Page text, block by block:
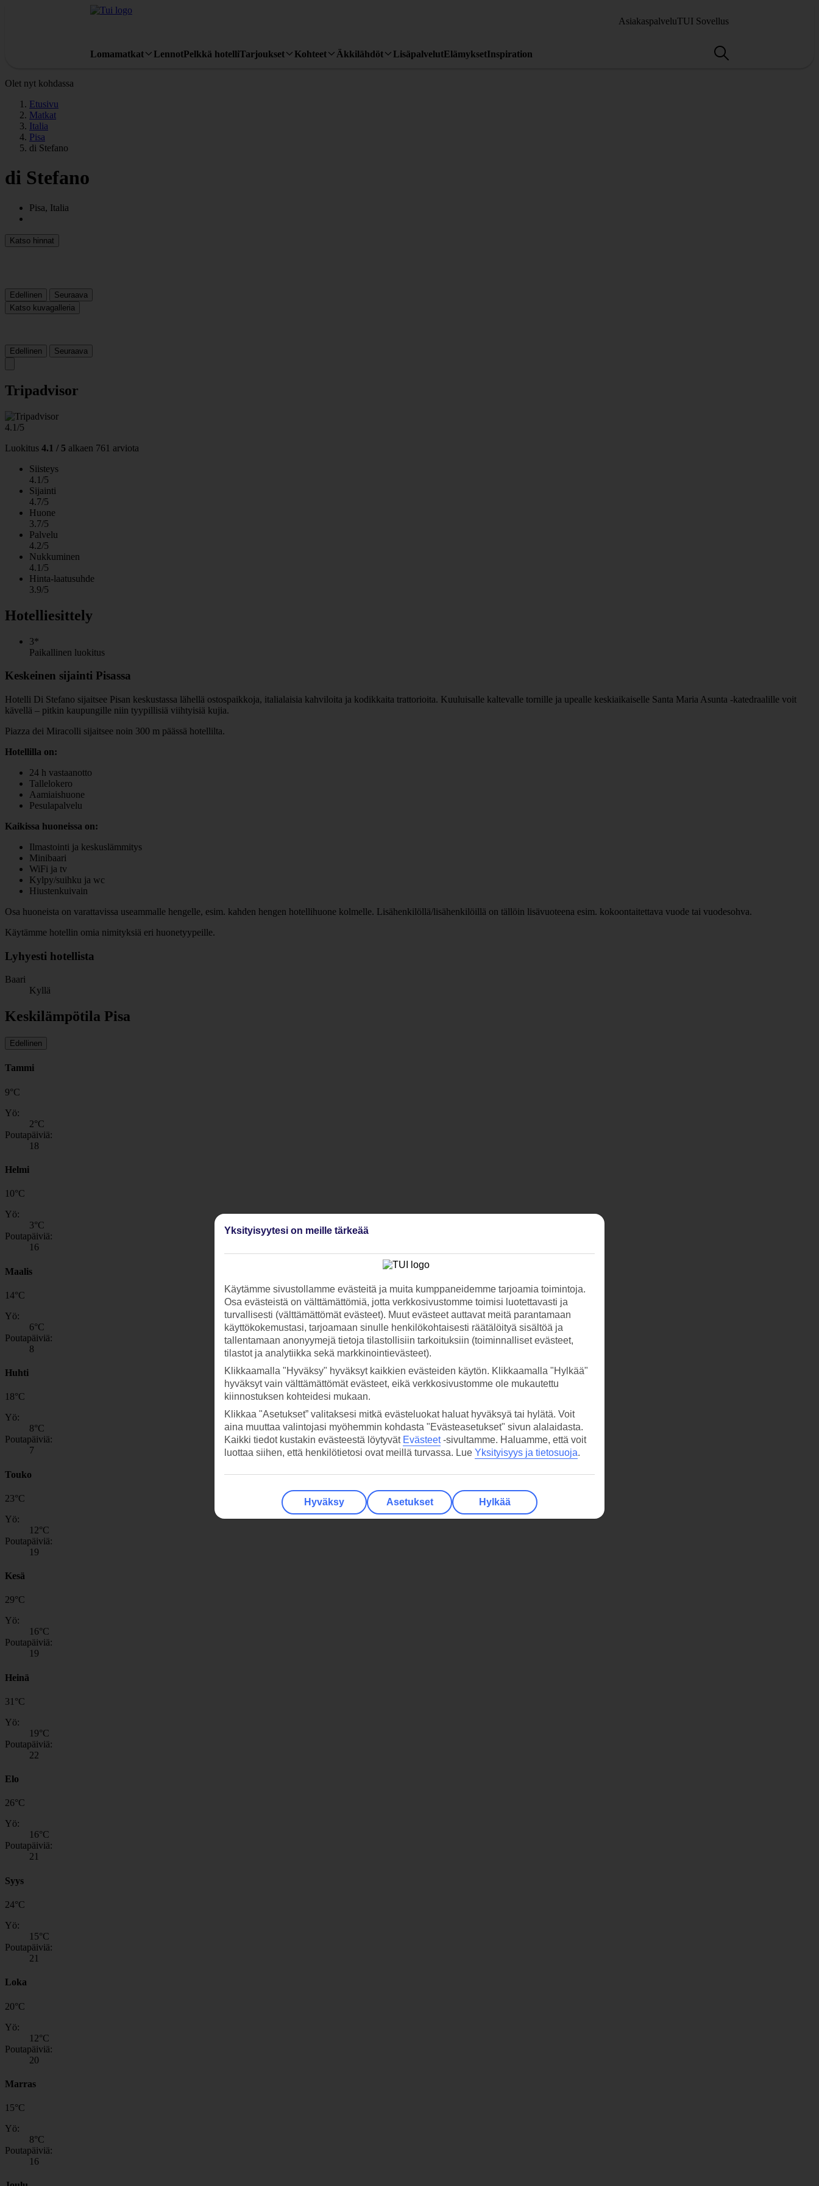
AsiakaspalveluTUI Sovellus
Lomamatkat LennotPelkkä hotelliTarjoukset Kohteet Äkkilähdöt LisäpalvelutElämyksetInspiration
Olet nyt kohdassa
Etusivu
Matkat
Italia
Pisa
di Stefano
di Stefano
Pisa, Italia
Katso hinnat
Edellinen
Seuraava
Katso kuvagalleria
Edellinen Seuraava
Tripadvisor
4.1/5
Luokitus 4.1 / 5 alkaen 761 arviota
Siisteys
4.1/5
Sijainti
4.7/5
Huone
3.7/5
Palvelu
4.2/5
Nukkuminen
4.1/5
Hinta-laatusuhde
3.9/5
Hotelliesittely
3*
Paikallinen luokitus
Keskeinen sijainti Pisassa
Hotelli Di Stefano sijaitsee Pisan keskustassa lähellä ostospaikkoja, italialaisia kahviloita ja kodikkaita trattorioita. Kuuluisalle kaltevalle tornille ja upealle keskiaikaiselle Santa Maria Asunta -katedraalille voit
kävellä – pitkin kaupungille niin tyypillisiä viihtyisiä kujia.
Piazza dei Miracolli sijaitsee noin 300 m päässä hotellilta.
Hotellilla on:
24 h vastaanotto
Tallelokero
Aamiaishuone
Pesulapalvelu
Kaikissa huoneissa on:
Ilmastointi ja keskuslämmitys
Minibaari
WiFi ja tv
Kylpy/suihku ja wc
Hiustenkuivain
Osa huoneista on varattavissa useammalle hengelle, esim. kahden hengen hotellihuone kolmelle. Lisähenkilöllä/lisähenkilöillä on tällöin lisävuoteena esim. kokoontaitettava vuode tai vuodesohva.
Käytämme hotellin omia nimityksiä eri huonetyypeille.
Lyhyesti hotellista
Baari
Kyllä
Keskilämpötila Pisa
Edellinen
Tammi
9°C
Yö:
2°C
Poutapäiviä:
18
Helmi
10°C
Yö:
3°C
Poutapäiviä:
16
Maalis
14°C
Yö:
6°C
Poutapäiviä:
8
Huhti
18°C
Yö:
8°C
Poutapäiviä:
7
Touko
23°C
Yö:
12°C
Poutapäiviä:
19
Kesä
29°C
Yö:
16°C
Poutapäiviä:
19
Heinä
31 °C
Yö:
19°C
Poutapäiviä:
22
Elo
26°C
Yö:
16°C
Poutapäiviä:
21
Syys
24°C
Yö:
15°C
Poutapäiviä:
21
Loka
20°C
Yö:
12°C
Poutapäiviä:
20
Marras
15°C
Yö:
8°C
Poutapäiviä:
16
Yksityisyytesi on meille tärkeää
Käytämme sivustollamme evästeitä ja muita kumppaneidemme tarjoamia toimintoja.
Osa evästeistä on välttämättömiä, jotta verkkosivustomme toimisi luotettavasti ja
turvallisesti (välttämättömät evästeet). Muut evästeet auttavat meitä parantamaan
käyttökokemustasi, tarjoamaan sinulle henkilökohtaisesti räätälöityä sisältöä ja
tallentamaan anonyymejä tietoja tilastollisiin tarkoituksiin (toiminnalliset evästeet,
tilastot ja analytiikka sekä markkinointievästeet).
Klikkaamalla "Hyväksy" hyväksyt kaikkien evästeiden käytön. Klikkaamalla "Hylkää"
hyväksyt vain välttämättömät evästeet, eikä verkkosivustomme ole mukautettu
kiinnostuksen kohteidesi mukaan.
Klikkaa "Asetukset” valitaksesi mitkä evästeluokat haluat hyväksyä tai hylätä. Voit
aina muuttaa valintojasi myöhemmin kohdasta "Evästeasetukset" sivun alalaidasta.
Kaikki tiedot kustakin evästeestä löytyvät Evästeet-sivultamme. Haluamme, että voit
luottaa siihen, että henkilötietosi ovat meillä turvassa. Lue Yksityisyys ja tietosuoja.
Hyväksy Asetukset Hylkää